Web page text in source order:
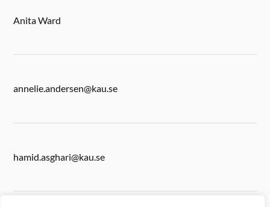
Anita Ward
annelie.andersen@kau.se
hamid.asghari@kau.se